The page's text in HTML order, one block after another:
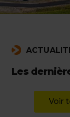
Les
Voir